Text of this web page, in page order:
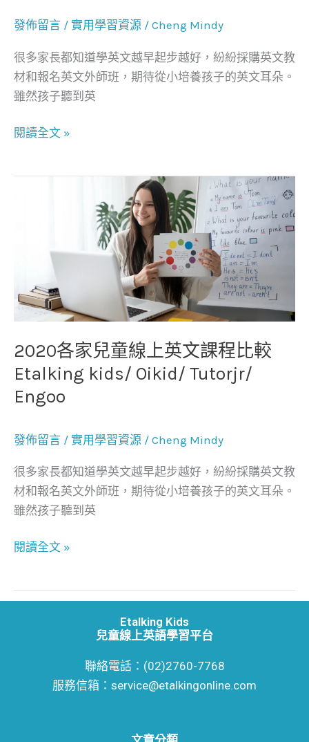
發佈留言 / 實用學習資源 / Cheng Mindy
很多家長都知道學英文越早起步越好，紛紛採購英文教
材和報名英文外師班，期待從小培養孩子的英文耳朵。
雖然孩子聽到英
Etalking
Tutorjr/
Engoo
閱讀全文 »
2020各家兒童線上英文課程比較
Etalking kids/ Oikid/ Tutorjr/
Engoo
發佈留言 / 實用學習資源 / Cheng Mindy
很多家長都知道學英文越早起步越好，紛紛採購英文教
材和報名英文外師班，期待從小培養孩子的英文耳朵。
雖然孩子聽到英
上
英
課
程
比
Etalking
Oikid/
Tutorjr/
Engoo
閱讀全文 »
Etalking Kids
兒童線上英語學習平台
聯絡電話：(02)2760-7768
服務信箱：service@etalkingonline.com